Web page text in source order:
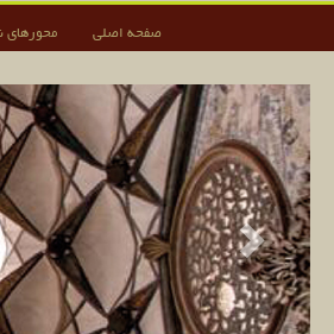
صفحه اصلی محورهای